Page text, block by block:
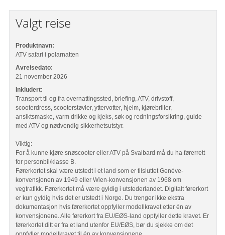
Valgt reise
Produktnavn:
ATV safari i polarnatten
Avreisedato:
21 november 2026
Inkludert:
Transport til og fra overnattingssted, briefing, ATV, drivstoff,
scooterdress, scooterstøvler, yttervotter, hjelm, kjørebriller,
ansiktsmaske, varm drikke og kjeks, søk og redningsforsikring, guide
med ATV og nødvendig sikkerhetsutstyr.
Viktig:
For å kunne kjøre snøscooter eller ATV på Svalbard må du ha førerrett
for personbil/klasse B.
Førerkortet skal være utstedt i et land som er tilsluttet Genève-
konvensjonen av 1949 eller Wien-konvensjonen av 1968 om
vegtrafikk. Førerkortet må være gyldig i utstederlandet. Digitalt førerkort
er kun gyldig hvis det er utstedt i Norge. Du trenger ikke ekstra
dokumentasjon hvis førerkortet oppfyller modellkravet etter én av
konvensjonene. Alle førerkort fra EU/EØS-land oppfyller dette kravet. Er
førerkortet ditt er fra et land utenfor EU/EØS, bør du sjekke om det